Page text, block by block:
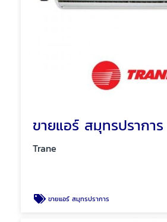
ขายแอร์ สมุทรปราการ
Trane
ขายแอร์ สมุทรปราการ